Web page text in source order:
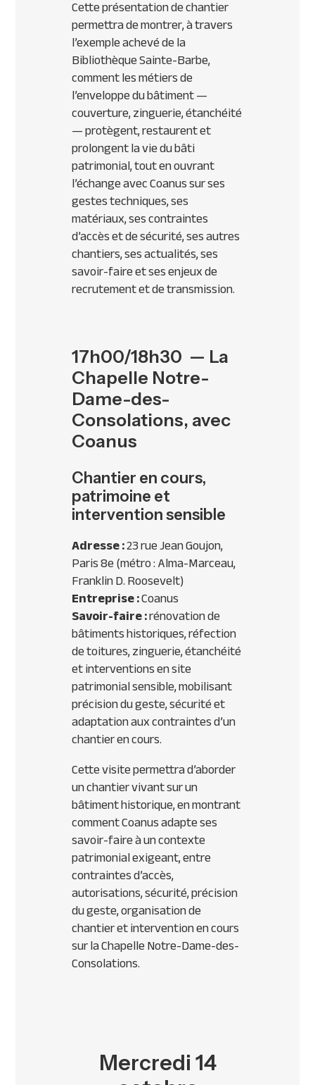
Cette présentation de chantier
permettra de montrer, à travers
l’exemple achevé de la
Bibliothèque Sainte-Barbe,
comment les métiers de
l’enveloppe du bâtiment —
couverture, zinguerie, étanchéité
— protègent, restaurent et
prolongent la vie du bâti
patrimonial, tout en ouvrant
l’échange avec Coanus sur ses
gestes techniques, ses
matériaux, ses contraintes
d’accès et de sécurité, ses autres
chantiers, ses actualités, ses
savoir-faire et ses enjeux de
recrutement et de transmission.
17h00/18h30 — La
Chapelle Notre-
Dame-des-
Consolations, avec
Coanus
Chantier en cours,
patrimoine et
intervention sensible
Adresse :23 rue Jean Goujon,
Paris 8e (métro : Alma-Marceau,
Franklin D. Roosevelt)
Entreprise :Coanus
Savoir-faire :rénovation de
bâtiments historiques, réfection
de toitures, zinguerie, étanchéité
et interventions en site
patrimonial sensible, mobilisant
précision du geste, sécurité et
adaptation aux contraintes d’un
chantier en cours.
Cette visite permettra d’aborder
un chantier vivant sur un
bâtiment historique, en montrant
comment Coanus adapte ses
savoir-faire à un contexte
patrimonial exigeant, entre
contraintes d’accès,
autorisations, sécurité, précision
du geste, organisation de
chantier et intervention en cours
sur la Chapelle Notre-Dame-des-
Consolations.
Mercredi 14